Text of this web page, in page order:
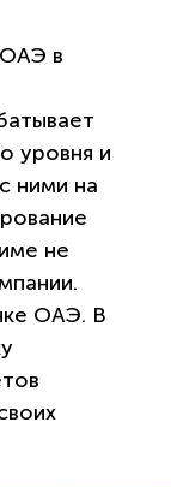
ОАЭ в
уровня и
ними на
не
ОАЭ. В